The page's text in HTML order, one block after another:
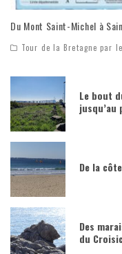
Du Mont Saint-Michel à
Tour de la Bretagne par le
Le bout
De la
Des
du